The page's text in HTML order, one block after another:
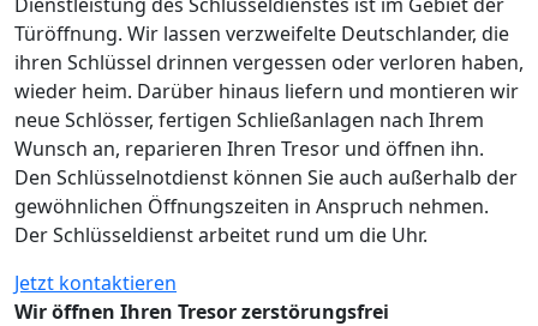
Türöffnung. Wir lassen verzweifelte Deutschlander, die
ihren Schlüssel drinnen vergessen oder verloren haben,
wieder heim. Darüber hinaus liefern und montieren wir
neue Schlösser, fertigen Schließanlagen nach Ihrem
Wunsch an, reparieren Ihren Tresor und öffnen ihn.
Den Schlüsselnotdienst können Sie auch außerhalb der
gewöhnlichen Öffnungszeiten in Anspruch nehmen.
Der Schlüsseldienst arbeitet rund um die Uhr.
Jetzt kontaktieren
Wir öffnen Ihren Tresor zerstörungsfrei